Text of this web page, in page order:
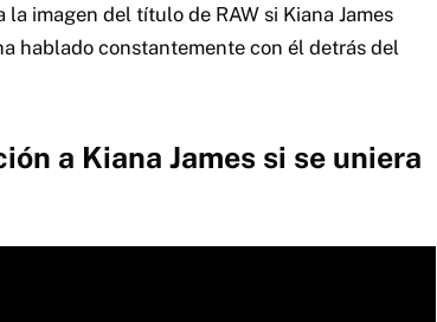
imagen del título de RAW si Kiana James
hablado constantemente con él detrás del
a Kiana James si se uniera